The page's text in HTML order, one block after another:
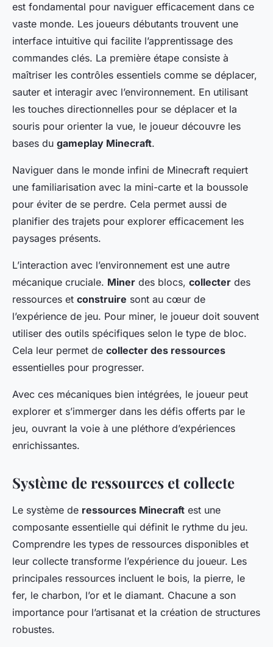
est fondamental pour naviguer efficacement dans ce
vaste monde. Les joueurs débutants trouvent une
interface intuitive qui facilite l’apprentissage des
commandes clés. La première étape consiste à
maîtriser les contrôles essentiels comme se déplacer,
sauter et interagir avec l’environnement. En utilisant
les touches directionnelles pour se déplacer et la
souris pour orienter la vue, le joueur découvre les
bases du gameplay Minecraft.
Naviguer dans le monde infini de Minecraft requiert
une familiarisation avec la mini-carte et la boussole
pour éviter de se perdre. Cela permet aussi de
planifier des trajets pour explorer efficacement les
paysages présents.
L’interaction avec l’environnement est une autre
mécanique cruciale. Miner des blocs, collecter des
ressources et construire sont au cœur de
l’expérience de jeu. Pour miner, le joueur doit souvent
utiliser des outils spécifiques selon le type de bloc.
Cela leur permet de collecter des ressources
essentielles pour progresser.
Avec ces mécaniques bien intégrées, le joueur peut
explorer et s’immerger dans les défis offerts par le
jeu, ouvrant la voie à une pléthore d’expériences
enrichissantes.
Système de ressources et collecte
Le système de ressources Minecraft est une
composante essentielle qui définit le rythme du jeu.
Comprendre les types de ressources disponibles et
leur collecte transforme l’expérience du joueur. Les
principales ressources incluent le bois, la pierre, le
fer, le charbon, l’or et le diamant. Chacune a son
importance pour l’artisanat et la création de structures
robustes.